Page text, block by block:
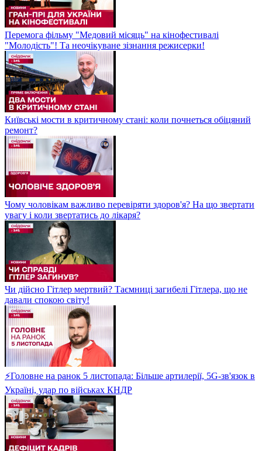
Перемога фільму "Медовий місяць" на кінофестивалі
"Молодість"! Та неочікуване зізнання режисерки!
Київські мости в критичному стані: коли почнеться обіцяний
ремонт?
Чому чоловікам важливо перевіряти здоров'я? На що звертати
увагу і коли звертатись до лікаря?
Чи дійсно Гітлер мертвий? Таємниці загибелі Гітлера, що не
давали спокою світу!
⚡Головне на ранок 5 листопада: Більше артилерії, 5G-зв'язок в
Україні, удар по військах КНДР